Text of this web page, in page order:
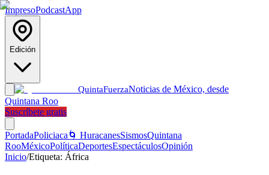
ImpresoPodcastApp
Edición
QuintaFuerzaNoticias de México, desde
Quintana Roo
Suscríbete gratis
PortadaPoliciaca 🌀 HuracanesSismosQuintana
RooMéxicoPolíticaDeportesEspectáculosOpinión
Inicio/Etiqueta: África